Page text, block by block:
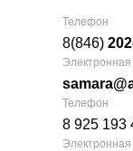
Телефон
8(846)
Электронная
Телефон
8 925 193
Электронная